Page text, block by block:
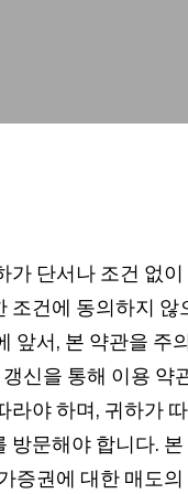
가 단서나 조건 없
조건에 동의하지
앞서, 본 약관을 주
신을 통해 이용 약
라야 하며, 귀하가
방문해야 합니다.
증권에 대한 매도